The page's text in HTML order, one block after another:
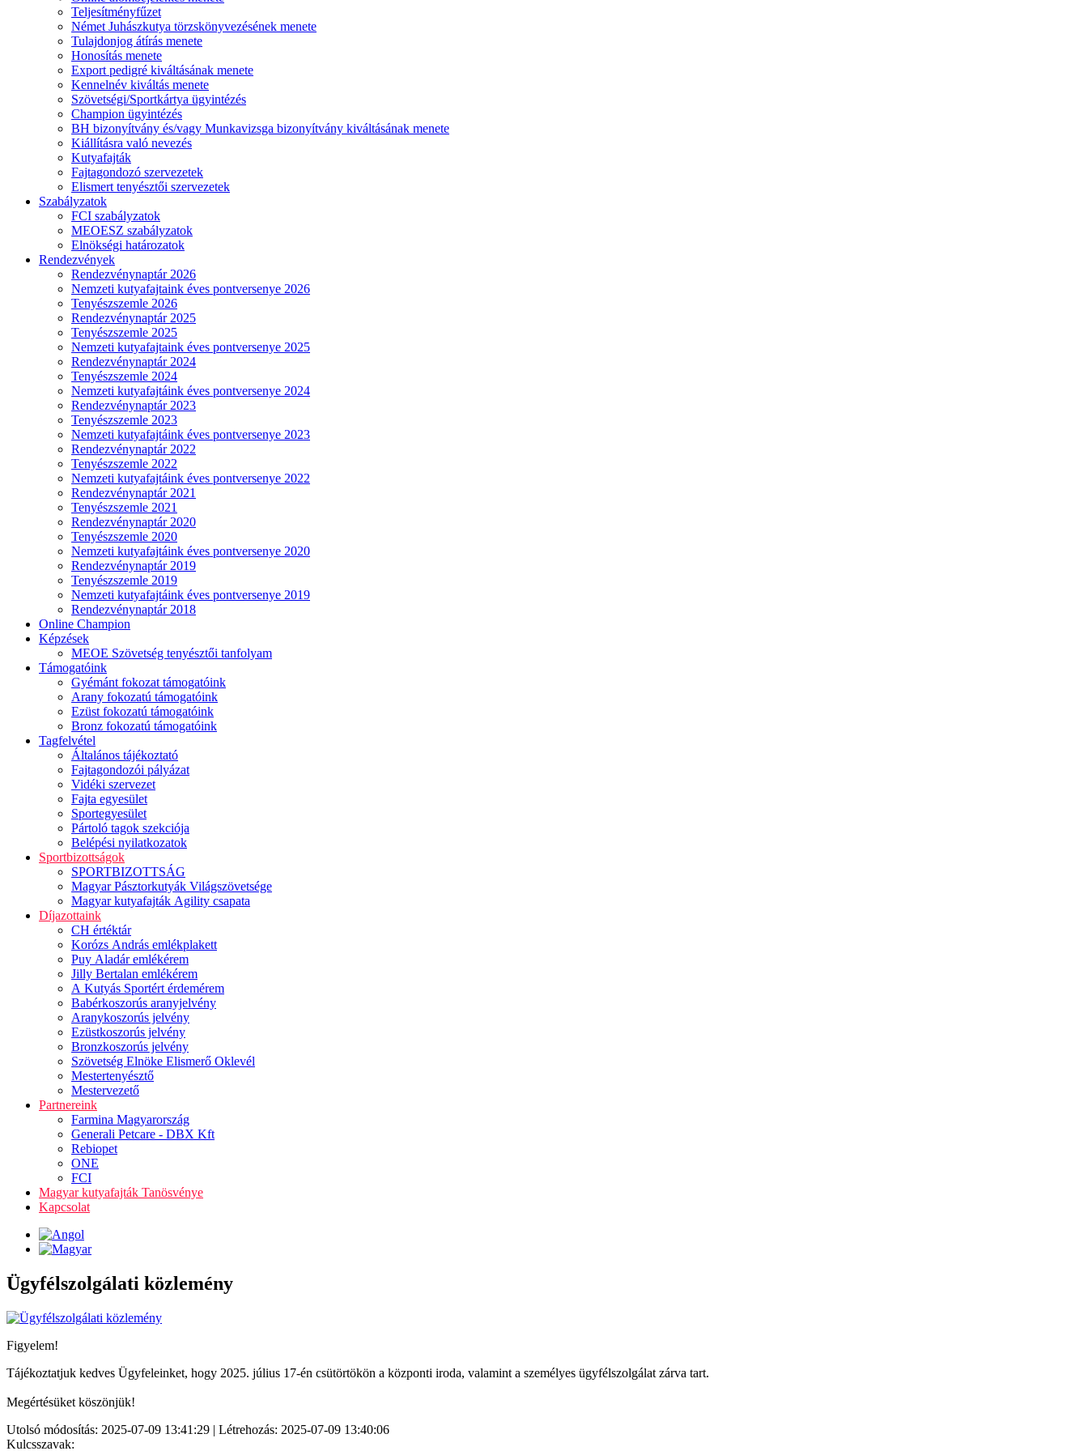
Teljesítményfűzet
Német Juhászkutya törzskönyvezésének menete
Tulajdonjog átírás menete
Honosítás menete
Export pedigré kiváltásának menete
Kennelnév kiváltás menete
Szövetségi/Sportkártya ügyintézés
Champion ügyintézés
BH bizonyítvány és/vagy Munkavizsga bizonyítvány kiváltásának menete
Kiállításra való nevezés
Kutyafajták
Fajtagondozó szervezetek
Elismert tenyésztői szervezetek
Szabályzatok
FCI szabályzatok
MEOESZ szabályzatok
Elnökségi határozatok
Rendezvények
Rendezvénynaptár 2026
Nemzeti kutyafajtaink éves pontversenye 2026
Tenyészszemle 2026
Rendezvénynaptár 2025
Tenyészszemle 2025
Nemzeti kutyafajtaink éves pontversenye 2025
Rendezvénynaptár 2024
Tenyészszemle 2024
Nemzeti kutyafajtáink éves pontversenye 2024
Rendezvénynaptár 2023
Tenyészszemle 2023
Nemzeti kutyafajtáink éves pontversenye 2023
Rendezvénynaptár 2022
Tenyészszemle 2022
Nemzeti kutyafajtáink éves pontversenye 2022
Rendezvénynaptár 2021
Tenyészszemle 2021
Rendezvénynaptár 2020
Tenyészszemle 2020
Nemzeti kutyafajtáink éves pontversenye 2020
Rendezvénynaptár 2019
Tenyészszemle 2019
Nemzeti kutyafajtáink éves pontversenye 2019
Rendezvénynaptár 2018
Online Champion
Képzések
MEOE Szövetség tenyésztői tanfolyam
Támogatóink
Gyémánt fokozat támogatóink
Arany fokozatú támogatóink
Ezüst fokozatú támogatóink
Bronz fokozatú támogatóink
Tagfelvétel
Általános tájékoztató
Fajtagondozói pályázat
Vidéki szervezet
Fajta egyesület
Sportegyesület
Pártoló tagok szekciója
Belépési nyilatkozatok
Sportbizottságok
SPORTBIZOTTSÁG
Magyar Pásztorkutyák Világszövetsége
Magyar kutyafajták Agility csapata
Díjazottaink
CH értéktár
Korózs András emlékplakett
Puy Aladár emlékérem
Jilly Bertalan emlékérem
A Kutyás Sportért érdemérem
Babérkoszorús aranyjelvény
Aranykoszorús jelvény
Ezüstkoszorús jelvény
Bronzkoszorús jelvény
Szövetség Elnöke Elismerő Oklevél
Mestertenyésztő
Mestervezető
Partnereink
Farmina Magyarország
Generali Petcare - DBX Kft
Rebiopet
ONE
FCI
Magyar kutyafajták Tanösvénye
Kapcsolat
Ügyfélszolgálati közlemény
Figyelem!
Tájékoztatjuk kedves Ügyfeleinket, hogy 2025. július 17-én csütörtökön a központi iroda, valamint a személyes ügyfélszolgálat zárva tart.
Megértésüket köszönjük!
Utolsó módosítás: 2025-07-09 13:41:29 | Létrehozás: 2025-07-09 13:40:06
Kulcsszavak: